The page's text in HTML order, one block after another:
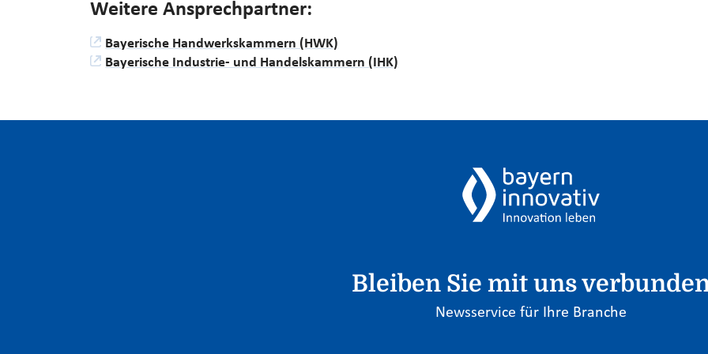
Weitere Ansprechpartner:
Bayerische Handwerkskammern (HWK)
Bayerische Industrie- und Handelskammern (IHK)
Bleiben Sie mit uns
Newsservice für Ihre Branche